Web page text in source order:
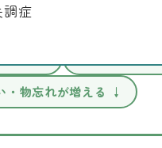
調症
強い ↓
・物忘れが増える ↓